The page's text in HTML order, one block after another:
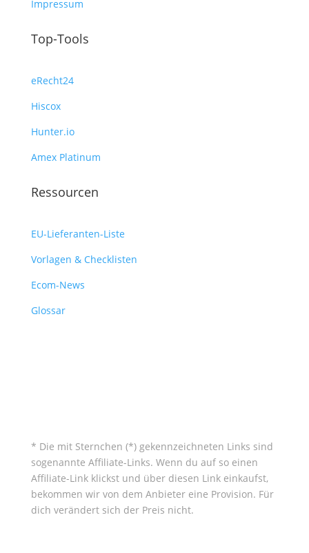
Impressum
Top-Tools
eRecht24
Hiscox
Hunter.io
Amex Platinum
Ressourcen
EU-Lieferanten-Liste
Vorlagen & Checklisten
Ecom-News
Glossar
* Die mit Sternchen (*) gekennzeichneten Links sind
sogenannte Affiliate-Links. Wenn du auf so einen
Affiliate-Link klickst und über diesen Link einkaufst,
bekommen wir von dem Anbieter eine Provision. Für
dich verändert sich der Preis nicht.